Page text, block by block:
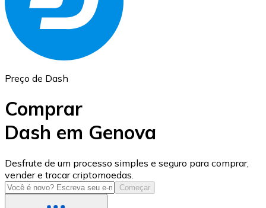
ETH
USD Coin
USDC
Preço de Dash
Comprar
Dash em Genova
Desfrute de um processo simples e seguro para comprar,
vender e trocar criptomoedas.
Começar